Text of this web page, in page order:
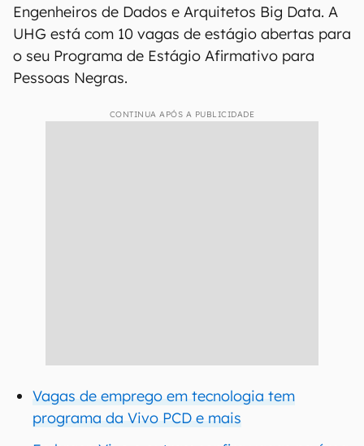
Engenheiros de Dados e Arquitetos Big Data. A
UHG está com 10 vagas de estágio abertas para
o seu Programa de Estágio Afirmativo para
Pessoas Negras.
CONTINUA APÓS A PUBLICIDADE
Vagas de emprego em tecnologia tem
programa da Vivo PCD e mais